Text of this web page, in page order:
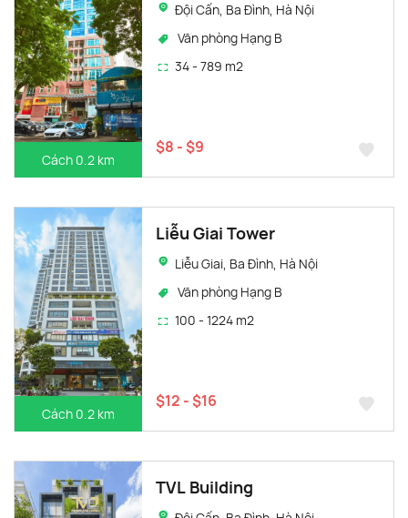
Cách 0.2 km
Đội Cấn, Ba Đình, Hà Nội
Văn phòng Hạng B
34 - 789 m2
$8 - $9
Cách 0.2 km
Liễu Giai Tower
Liễu Giai, Ba Đình, Hà Nội
Văn phòng Hạng B
100 - 1224 m2
$12 - $16
TVL Building